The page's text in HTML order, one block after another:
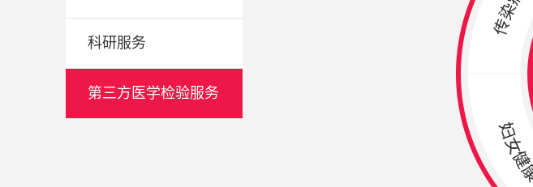
科研服务
第三方医学检验服务